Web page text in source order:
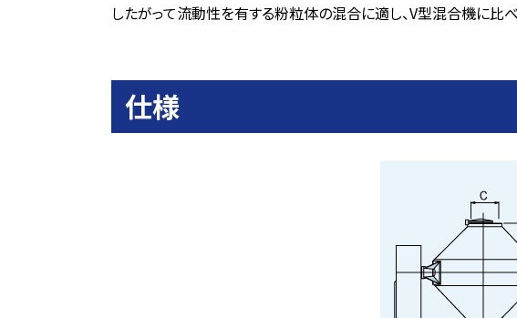
したがって流動性を有する粉粒体の混合に適し、V型混合機に比
仕様